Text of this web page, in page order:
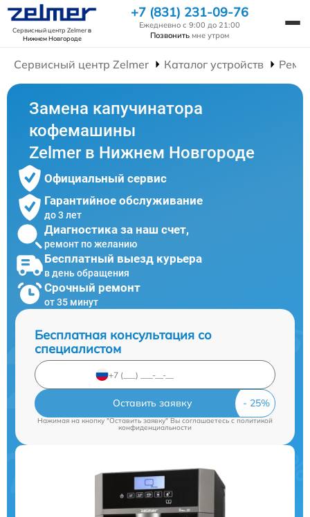
Сервисный центр Zelmerв
Нижнем Новгороде
+7 (831) 231-09-76
Ежедневно с 9:00 до 21:00
Позвонить мне утром
Сервисный центр Zelmer Каталог устройств
Замена капучинатора
кофемашины
Zelmer в Нижнем Новгороде
Официальный сервис
Гарантийное обслуживание
до 3 лет
Диагностика за наш счет,
ремонт по желанию
Бесплатный выезд курьера
в день обращения
Срочный ремонт
от 35 минут
Бесплатная консультация со
специалистом
Оставить заявку
Нажимая на кнопку "Оставить заявку" Вы соглашаетесь c политикой
конфиденциальности